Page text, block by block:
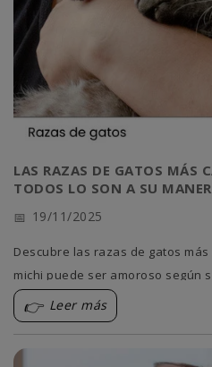
LAS RAZAS DE GATOS MÁS
TODOS LO SON A SU
19/11/2025
Descubre las razas de gatos
michi puede ser amoroso según
y entorno. Consejos para
Leer más